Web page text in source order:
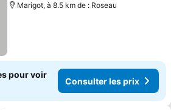
Marigot, à 8.5 km de : Roseau
pour voir
Consulter les prix